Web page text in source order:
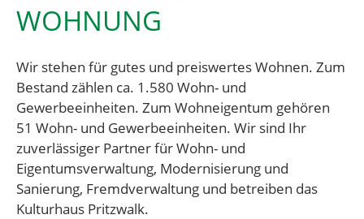
WOHNUNG
Wir stehen für gutes und preiswertes Wohnen. Zum
Bestand zählen ca. 1.580 Wohn- und
Gewerbeeinheiten. Zum Wohneigentum gehören
51 Wohn- und Gewerbeeinheiten. Wir sind Ihr
zuverlässiger Partner für Wohn- und
Eigentumsverwaltung, Modernisierung und
Sanierung, Fremdverwaltung und betreiben das
Kulturhaus Pritzwalk.